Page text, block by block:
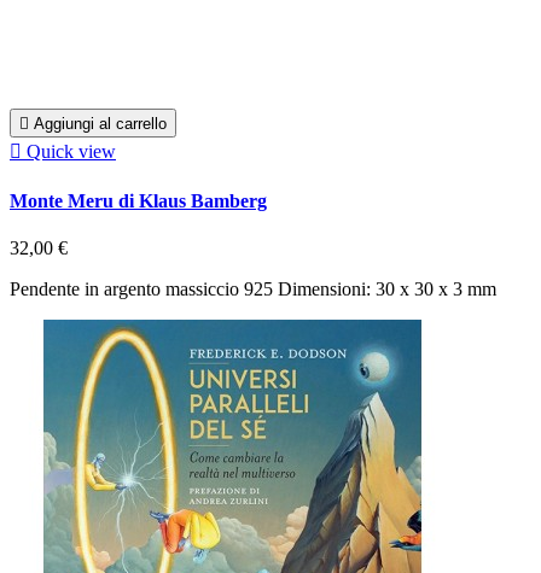
 Aggiungi al carrello
 Quick view
Monte Meru di Klaus Bamberg
32,00 €
Pendente in argento massiccio 925 Dimensioni: 30 x 30 x 3 mm